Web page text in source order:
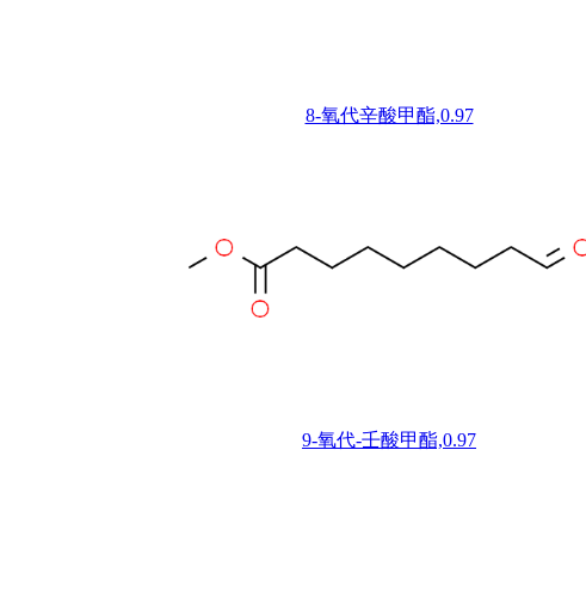
8-氧代辛酸甲酯,0.97
9-氧代-壬酸甲酯,0.97